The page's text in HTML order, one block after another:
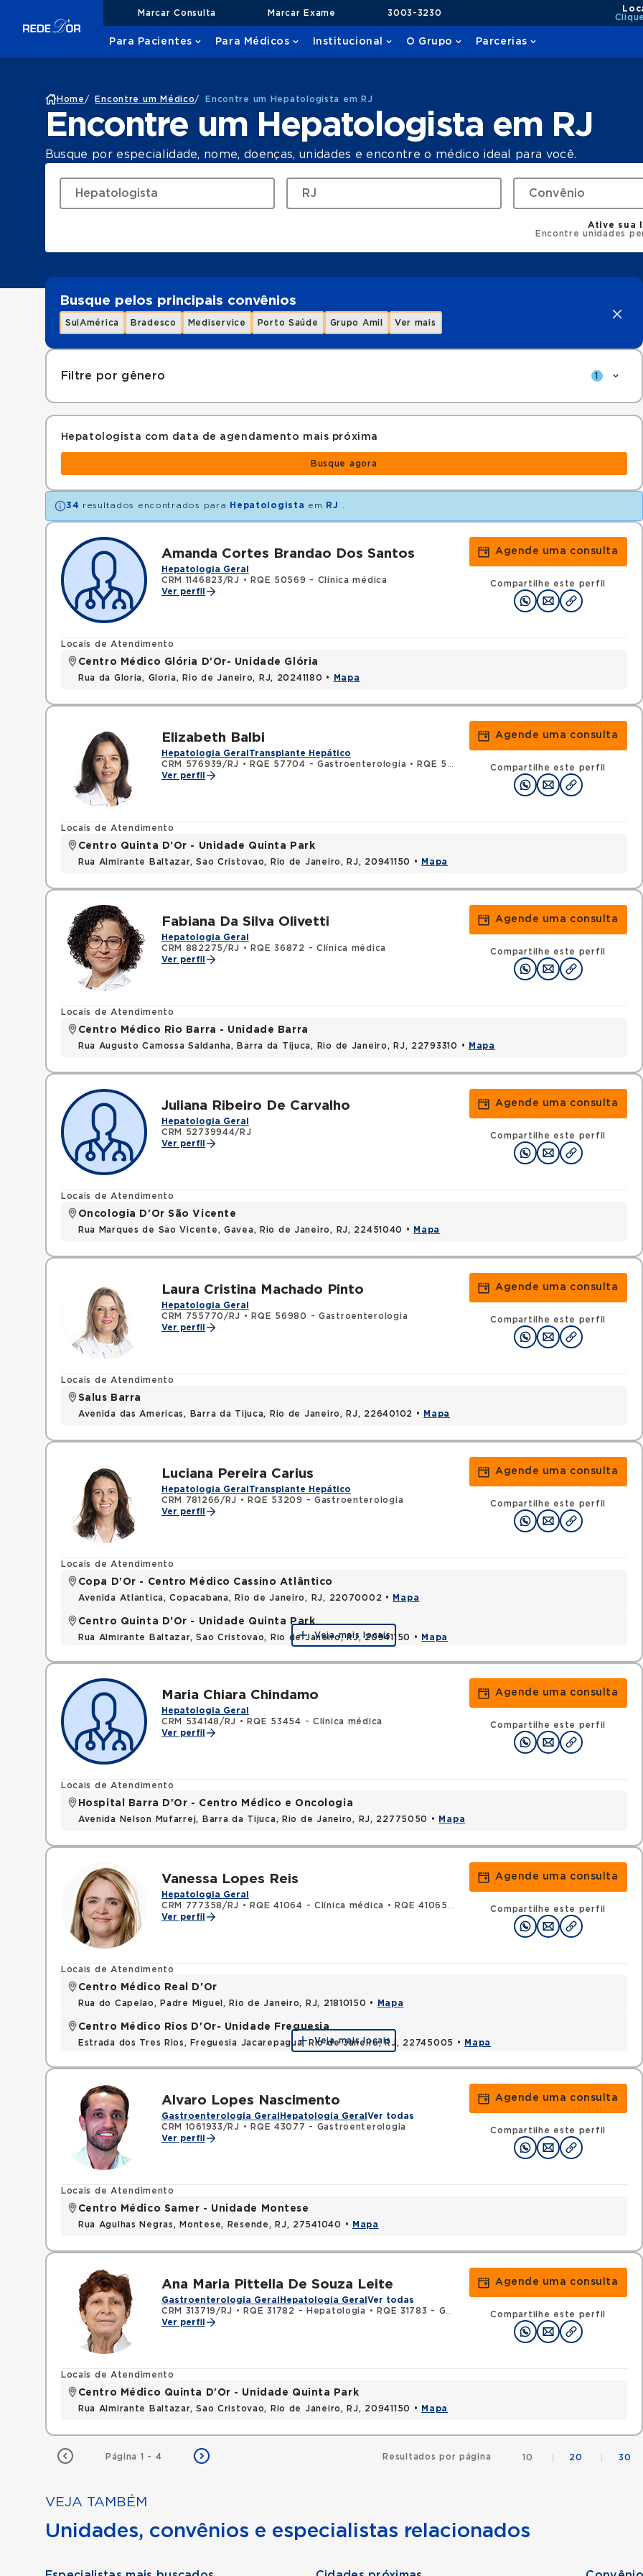
Marcar Consulta Marcar Exame 3003-3230
Para Pacientes Para Médicos Institucional O Grupo Parcerias
Home / Encontre um Médico/ Encontre um Hepatologista em RJ
Encontre um Hepatologista em RJ
Busque por especialidade, nome, doenças, unidades e encontre o médico ideal para você.
Ative sua
Encontre unidades
Busque pelos principais convênios
SulAmérica Bradesco Mediservice Porto Saúde Grupo Amil Ver mais
Filtre por gênero 1
Hepatologista com data de agendamento mais próxima
Busque agora
34 resultados encontrados para Hepatologista em RJ
Amanda Cortes Brandao Dos Santos
Hepatologia Geral
CRM 1146823/RJ •
RQE 50569 - Clínica médica
Ver perfil
Agende uma consulta
Compartilhe este perfil
Locais de Atendimento
Centro Médico Glória D'Or- Unidade Glória
Rua da Gloria, Gloria, Rio de Janeiro, RJ, 20241180 • Mapa
Elizabeth Balbi
Hepatologia Geral Transplante Hepático
CRM 576939/RJ • RQE 57704 - Gastroenterologia •
RQE 57908 - Medicina intensiva
Ver perfil
Agende uma consulta
Compartilhe este perfil
Locais de Atendimento
Centro Quinta D'Or - Unidade Quinta Park
Rua Almirante Baltazar, Sao Cristovao, Rio de Janeiro, RJ, 20941150 • Mapa
Fabiana Da Silva Olivetti
Hepatologia Geral
CRM 882275/RJ •
RQE 36872 - Clínica médica
Ver perfil
Agende uma consulta
Compartilhe este perfil
Locais de Atendimento
Centro Médico Rio Barra - Unidade Barra
Rua Augusto Camossa Saldanha, Barra da Tijuca, Rio de Janeiro, RJ, 22793310 • Mapa
Juliana Ribeiro De Carvalho
Hepatologia Geral
CRM 52739944/RJ
Ver perfil
Agende uma consulta
Compartilhe este perfil
Locais de Atendimento
Oncologia D'Or São Vicente
Rua Marques de Sao Vicente, Gavea, Rio de Janeiro, RJ, 22451040 • Mapa
Laura Cristina Machado Pinto
Hepatologia Geral
CRM 755770/RJ •
RQE 56980 - Gastroenterologia
Ver perfil
Agende uma consulta
Compartilhe este perfil
Locais de Atendimento
Salus Barra
Avenida das Americas, Barra da Tijuca, Rio de Janeiro, RJ, 22640102 • Mapa
Luciana Pereira Carius
Hepatologia Geral Transplante Hepático
CRM 781266/RJ •
RQE 53209 - Gastroenterologia
Ver perfil
Agende uma consulta
Compartilhe este perfil
Locais de Atendimento
Copa D'Or - Centro Médico Cassino Atlântico
Avenida Atlantica, Copacabana, Rio de Janeiro, RJ, 22070002 • Mapa
Centro Quinta D'Or - Unidade Quinta Park
Rua Almirante Baltazar, Sao Cristovao, Rio de Janeiro, RJ, 20941150 • Mapa
Veja mais locais
Maria Chiara Chindamo
Hepatologia Geral
CRM 534148/RJ •
RQE 53454 - Clínica médica
Ver perfil
Agende uma consulta
Compartilhe este perfil
Locais de Atendimento
Hospital Barra D'Or - Centro Médico e Oncologia
Avenida Nelson Mufarrej, Barra da Tijuca, Rio de Janeiro, RJ, 22775050 • Mapa
Vanessa Lopes Reis
Hepatologia Geral
CRM 777358/RJ • RQE 41064 - Clínica médica •
RQE 41065 - Gastroenterologia
Ver perfil
Agende uma consulta
Compartilhe este perfil
Locais de Atendimento
Centro Médico Real D'Or
Rua do Capelao, Padre Miguel, Rio de Janeiro, RJ, 21810150 • Mapa
Centro Médico Rios D'Or- Unidade Freguesia
Estrada dos Tres Rios, Freguesia Jacarepagua, Rio de Janeiro, RJ, 22745005 • Mapa
Veja mais locais
Alvaro Lopes Nascimento
Gastroenterologia Geral Hepatologia Geral Ver todas
CRM 1061933/RJ •
RQE 43077 - Gastroenterologia
Ver perfil
Agende uma consulta
Compartilhe este perfil
Locais de Atendimento
Centro Médico Samer - Unidade Montese
Rua Agulhas Negras, Montese, Resende, RJ, 27541040 • Mapa
Ana Maria Pittella De Souza Leite
Gastroenterologia Geral Hepatologia Geral Ver todas
CRM 313719/RJ • RQE 31782 - Hepatologia • RQE 31783 - Gastroenterologia •RQE 32357 - Clínica
Ver perfil
Agende uma consulta
Compartilhe este perfil
Locais de Atendimento
Centro Médico Quinta D'Or - Unidade Quinta Park
Rua Almirante Baltazar, Sao Cristovao, Rio de Janeiro, RJ, 20941150 • Mapa
Página 1 - 4 Resultados por página 10 20 30
VEJA TAMBÉM
Unidades, convênios e especialistas relacionados